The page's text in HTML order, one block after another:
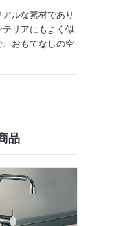
ルな素材であり
リアにもよく似
おもてなしの空
品